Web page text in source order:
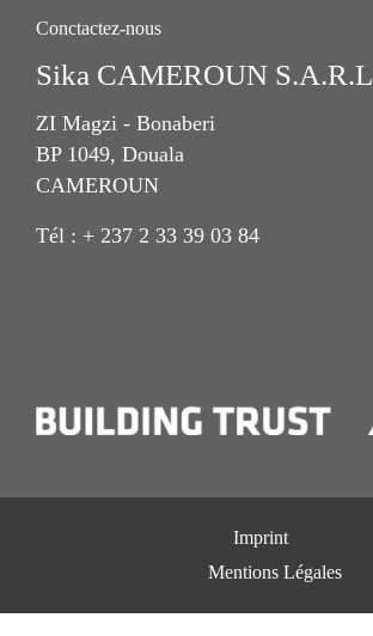
Conctactez-nous
Sika CAMEROUN S.A.R.L
ZI Magzi - Bonaberi
BP 1049, Douala
CAMEROUN
Tél : + 237 2 33 39 03 84
Imprint
Mentions Légales